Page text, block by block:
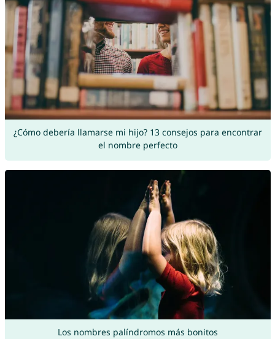
¿Cómo debería llamarse mi hijo? 13 consejos para encontrar
el nombre perfecto
Los nombres palíndromos más bonitos